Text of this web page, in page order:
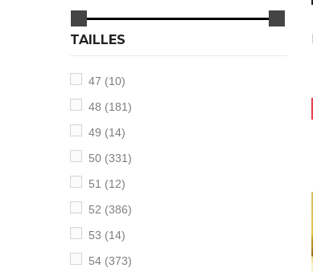
TAILLES
47 (10)
48 (181)
49 (14)
50 (331)
51 (12)
52 (386)
53 (14)
54 (373)